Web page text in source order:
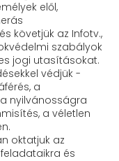
elől,
követjük az Infotv.,
szabályok
jogi utasításokat.
védjük -
a
nyilvánosságra
a véletlen
oktatjuk az
és